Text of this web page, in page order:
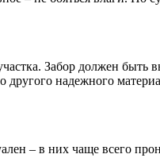
Забор должен быть
другого надежного
– в них чаще всего